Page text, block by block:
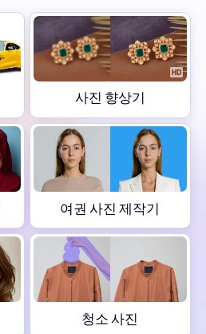
사진 향상기
여권 사진 제작기
청소 사진